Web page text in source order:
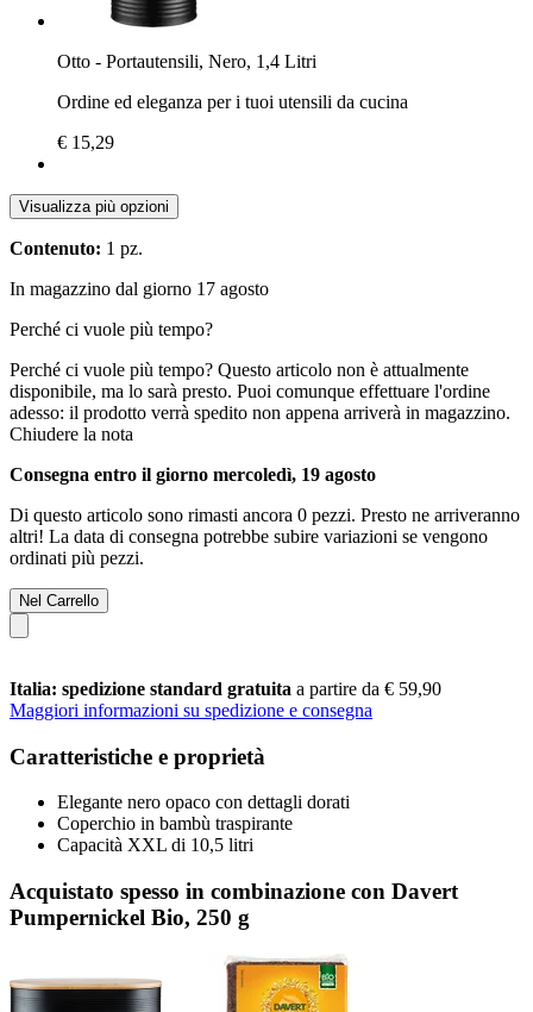
Otto - Portautensili, Nero, 1,4 Litri
Ordine ed eleganza per i tuoi utensili da cucina
€ 15,29
Visualizza più opzioni
Contenuto: 1 pz.
In magazzino dal giorno 17 agosto
Perché ci vuole più tempo?
Perché ci vuole più tempo? Questo articolo non è attualmente
disponibile, ma lo sarà presto. Puoi comunque effettuare l'ordine
adesso: il prodotto verrà spedito non appena arriverà in magazzino.
Chiudere la nota
Consegna entro il giorno mercoledì, 19 agosto
Di questo articolo sono rimasti ancora 0 pezzi. Presto ne arriveranno
altri! La data di consegna potrebbe subire variazioni se vengono
ordinati più pezzi.
Nel Carrello
Italia: spedizione standard gratuita a partire da € 59,90
Maggiori informazioni su spedizione e consegna
Caratteristiche e proprietà
Elegante nero opaco con dettagli dorati
Coperchio in bambù traspirante
Capacità XXL di 10,5 litri
Acquistato spesso in combinazione con Davert
Pumpernickel Bio, 250 g